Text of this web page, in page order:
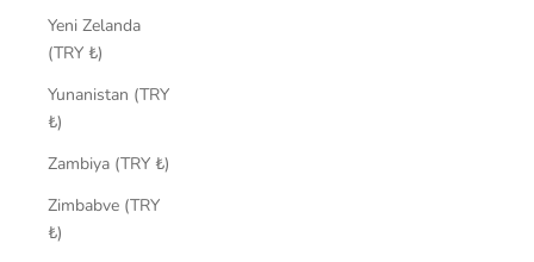
Yeni Zelanda
(TRY ₺)
Yunanistan (TRY
₺)
Zambiya (TRY ₺)
Zimbabve (TRY
₺)